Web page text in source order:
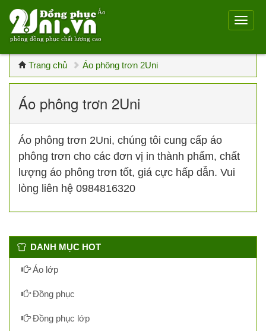
Áo
phông đồng phục chất lượng cao
Trang chủ Áo phông trơn 2Uni
Áo phông trơn 2Uni
Áo phông trơn 2Uni, chúng tôi cung cấp áo
phông trơn cho các đơn vị in thành phẩm, chất
lượng áo phông trơn tốt, giá cực hấp dẫn. Vui
lòng liên hệ 0984816320
DANH MỤC HOT
Áo lớp
Đồng phục
Đồng phục lớp